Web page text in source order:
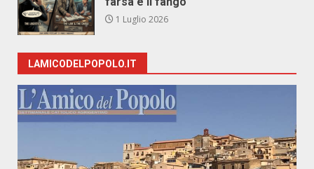
1 Luglio 2026
LAMICODELPOPOLO.IT